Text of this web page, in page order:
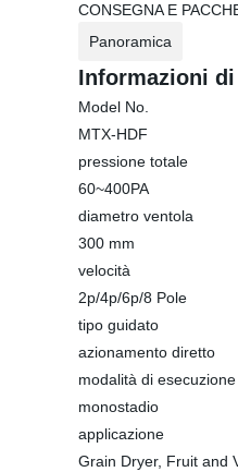
CONSEGNA E
Panoramica
Informazioni di
Model No.
MTX-HDF
pressione totale
60~400PA
diametro ventola
300 mm
velocità
2p/4p/6p/8 Pole
tipo guidato
azionamento diretto
modalità di esecuzione
monostadio
applicazione
Grain Dryer, Fruit and